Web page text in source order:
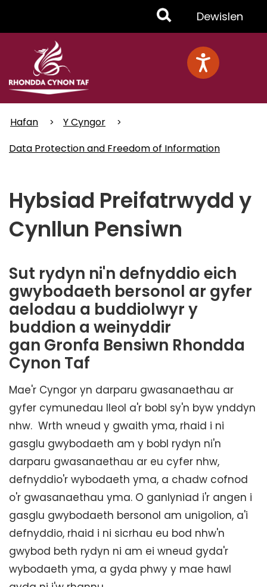
Toggle
Menu
Dewislen
Hafan
Y Cyngor
Data Protection and Freedom of Information
Hybsiad Preifatrwydd y
Cynllun Pensiwn
Sut rydyn ni'n defnyddio eich
gwybodaeth bersonol ar gyfer
aelodau a buddiolwyr y
buddion a weinyddir
gan Gronfa Bensiwn Rhondda
Cynon Taf
Mae'r Cyngor yn darparu gwasanaethau ar
gyfer cymunedau lleol a'r bobl sy'n byw ynddyn
nhw. Wrth wneud y gwaith yma, rhaid i ni
gasglu gwybodaeth am y bobl rydyn ni'n
darparu gwasanaethau ar eu cyfer nhw,
defnyddio'r wybodaeth yma, a chadw cofnod
o'r gwasanaethau yma. O ganlyniad i'r angen i
gasglu gwybodaeth bersonol am unigolion, a'i
defnyddio, rhaid i ni sicrhau eu bod nhw'n
gwybod beth rydyn ni am ei wneud gyda'r
wybodaeth yma, a gyda phwy y mae hawl